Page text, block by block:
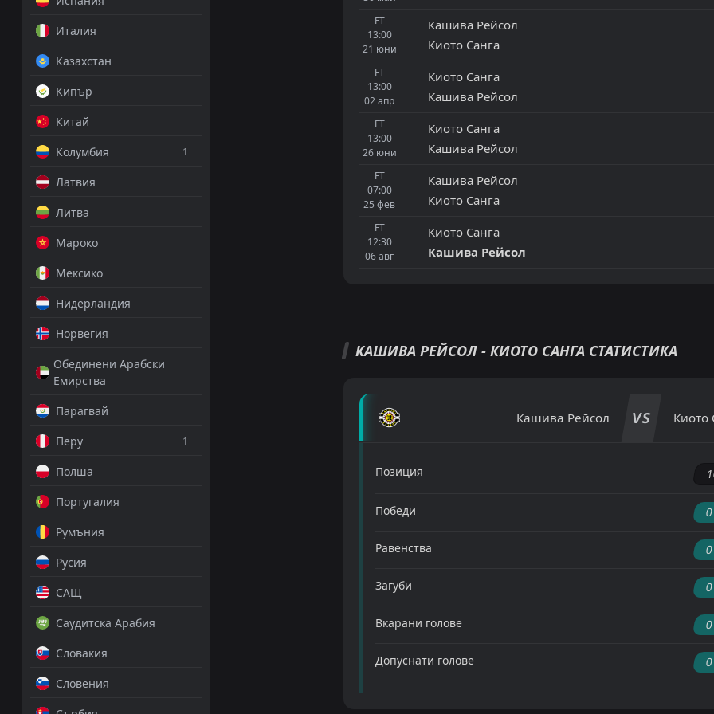
Италия
Казахстан
Кипър
Китай
Колумбия
1
Латвия
Литва
Мароко
Мексико
Нидерландия
Норвегия
Обединени Арабски
Емирства
Парагвай
Перу
1
Полша
Португалия
Румъния
Русия
САЩ
Саудитска Арабия
Словакия
Словения
FT
13:00
21 юни
Кaшивa Рeйcoл
Киото Санга
FT
13:00
02апр
Киото Санга
Кaшивa Рeйcoл
FT
13:00
26 юни
Киото Санга
Кaшивa Рeйcoл
FT
07:00
25 фев
Кaшивa Рeйcoл
Киото Санга
FT
12:30
06авг
Киото Санга
Кaшивa Рeйcoл
КAШИВA РEЙCOЛ - КИОТО САНГА СТАТИСТИКА
Кaшивa Рeйcoл VS Киото
Позиция
Победи 0
Равенства 0
Загуби 0
Вкарани голове 0
Допуснати голове 0